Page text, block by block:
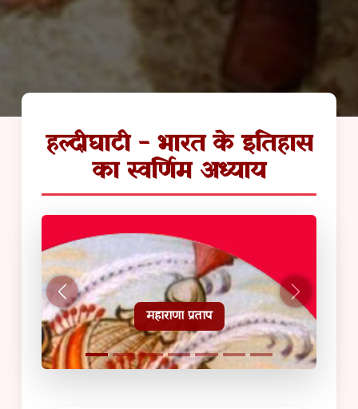
हल्दीघाटी - भारत के इतिहास
का स्वर्णिम अध्याय
हल्दीघाटी टूरिस्ट गाइड